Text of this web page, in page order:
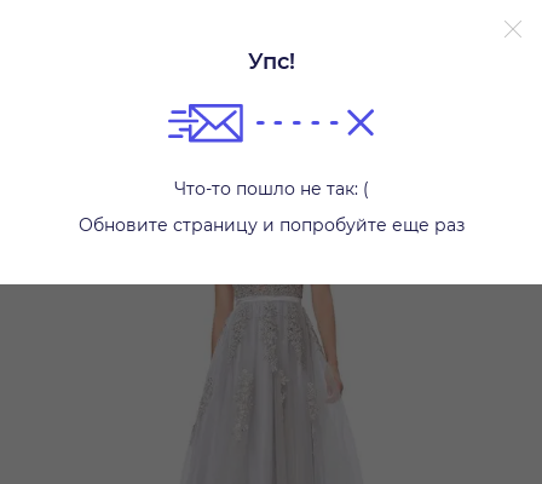
Упс!
Что-то пошло не так: (
Обновите страницу и попробуйте еще раз